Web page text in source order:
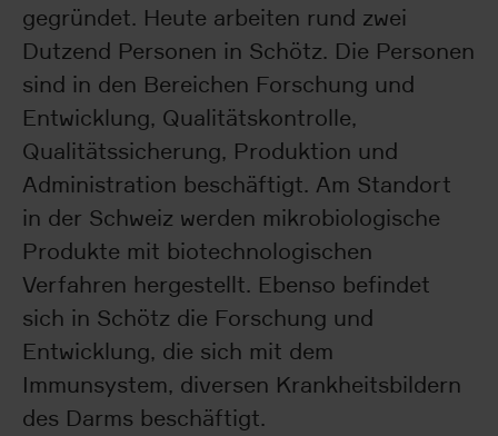
gegründet. Heute arbeiten rund zwei
Dutzend Personen in Schötz. Die Personen
sind in den Bereichen Forschung und
Entwicklung, Qualitätskontrolle,
Qualitätssicherung, Produktion und
Administration beschäftigt. Am Standort
in der Schweiz werden mikrobiologische
Produkte mit biotechnologischen
Verfahren hergestellt. Ebenso befindet
sich in Schötz die Forschung und
Entwicklung, die sich mit dem
Immunsystem, diversen Krankheitsbildern
des Darms beschäftigt.